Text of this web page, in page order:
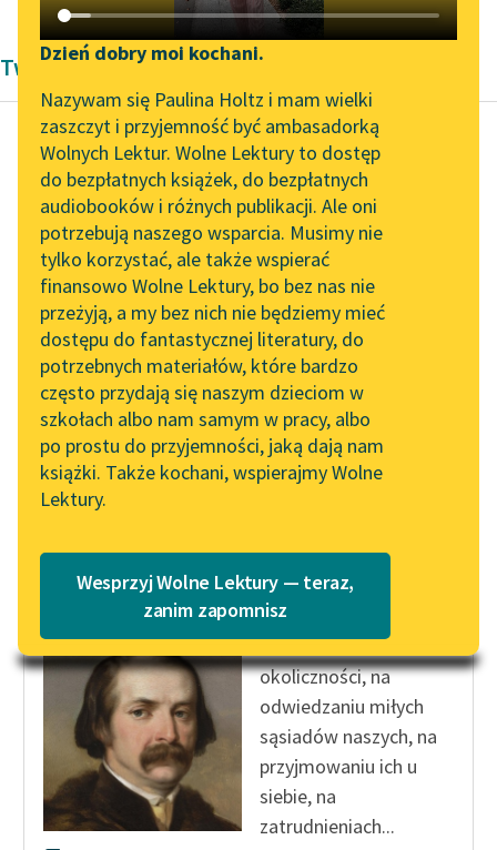
Katalog DAISY
Podkasty o książkach
Zgłoś brak utworu
Aktualności
„Prokurator Alicja Horn”
do słuchania
Byliśmy częścią AI Impact
Lab
Zapraszamy na spotkanie
online z tłumaczkami
literatury skandynawskiej
Spotkanie z Katarzyną
Tunkiel w Oslo
102. lata temu zmarł
Joseph Conrad
Lektury szkolne i klasyka
literatury do słuchania dla
uczennic i uczniów z
niepełnosprawnościami
E-kolekcja lektur
szkolnych i literatury do
słuchania dla uczennic i
uczniów z
niepełnosprawnościami
Narzędzia
Mapa Wolnych Lektur
Leśmianator
Przewodnik dla piszących i
czytających
API
OAI-PMH
Widget Wolnych Lektur
Przypisy
Katalog w formacie PDF
Dzień dobry moi kochani.
Nazywam się Paulina Holtz i mam wielki
zaszczyt i przyjemność być ambasadorką
Wolnych Lektur. Wolne Lektury to dostęp
do bezpłatnych książek, do bezpłatnych
audiobooków i różnych publikacji. Ale oni
potrzebują naszego wsparcia. Musimy nie
tylko korzystać, ale także wspierać
finansowo Wolne Lektury, bo bez nas nie
przeżyją, a my bez nich nie będziemy mieć
dostępu do fantastycznej literatury, do
potrzebnych materiałów, które bardzo
często przydają się naszym dzieciom w
szkołach albo nam samym w pracy, albo
po prostu do przyjemności, jaką dają nam
książki. Także kochani, wspierajmy Wolne
Lektury.
Wesprzyj Wolne Lektury — teraz,
zanim zapomnisz
Twórczość Zygmunta Kaczkowskiego
Zygmunt Kaczkowski
Murdelio
patrzę, sunie Mazur z
kobiałką na plecach i z
listem za wstążką od
kapelusza, a...
Czytaj więcej
Zygmunt Kaczkowski
Murdelio
Wśród takich
okoliczności, na
odwiedzaniu miłych
sąsiadów naszych, na
przyjmowaniu ich u
siebie, na
zatrudnieniach...